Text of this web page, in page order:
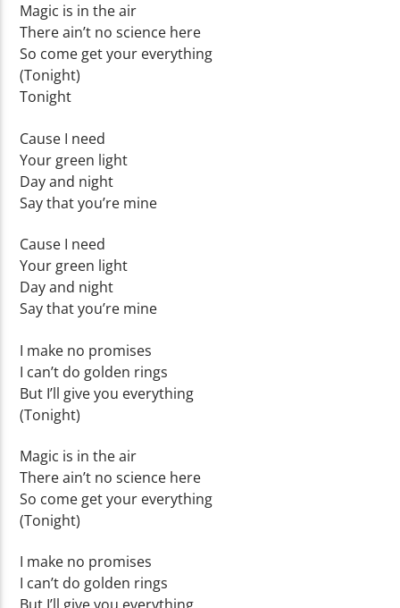
Magic is in the air
There ain’t no science here
So come get your everything
(Tonight)
Tonight
Cause I need
Your green light
Day and night
Say that you’re mine
Cause I need
Your green light
Day and night
Say that you’re mine
I make no promises
I can’t do golden rings
But I’ll give you everything
(Tonight)
Magic is in the air
There ain’t no science here
So come get your everything
(Tonight)
I make no promises
I can’t do golden rings